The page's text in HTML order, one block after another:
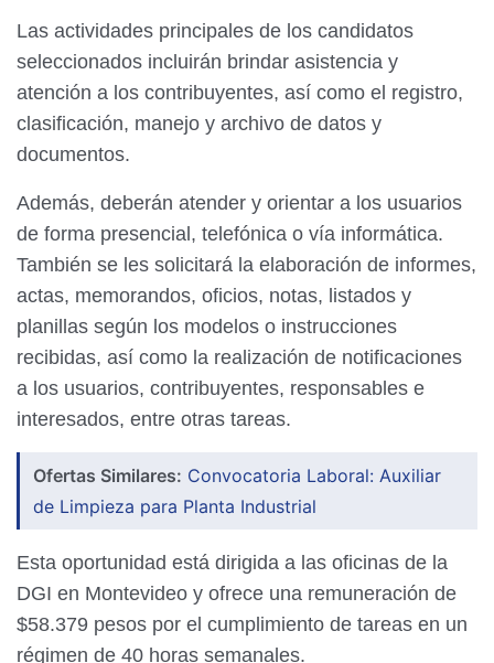
Las actividades principales de los candidatos
seleccionados incluirán brindar asistencia y
atención a los contribuyentes, así como el registro,
clasificación, manejo y archivo de datos y
documentos.
Además, deberán atender y orientar a los usuarios
de forma presencial, telefónica o vía informática.
También se les solicitará la elaboración de informes,
actas, memorandos, oficios, notas, listados y
planillas según los modelos o instrucciones
recibidas, así como la realización de notificaciones
a los usuarios, contribuyentes, responsables e
interesados, entre otras tareas.
Ofertas Similares: Convocatoria Laboral: Auxiliar
de Limpieza para Planta Industrial
Esta oportunidad está dirigida a las oficinas de la
DGI en Montevideo y ofrece una remuneración de
$58.379 pesos por el cumplimiento de tareas en un
régimen de 40 horas semanales.